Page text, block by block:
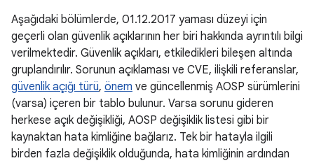
Aşağıdaki bölümlerde, 01.12.2017 yaması düzeyi için
geçerli olan güvenlik açıklarının her biri hakkında ayrıntılı bilgi
verilmektedir. Güvenlik açıkları, etkiledikleri bileşen altında
gruplandırılır. Sorunun açıklaması ve CVE, ilişkili referanslar,
güvenlik açığı türü, önem ve güncellenmiş AOSP sürümlerini
(varsa) içeren bir tablo bulunur. Varsa sorunu gideren
herkese açık değişikliği, AOSP değişiklik listesi gibi bir
kaynaktan hata kimliğine bağlarız. Tek bir hatayla ilgili
birden fazla değişiklik olduğunda, hata kimliğinin ardından